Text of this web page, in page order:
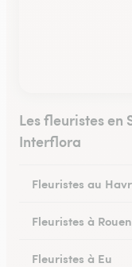
Les fleuristes
Interflora
Fleuristes au
Fleuristes à Rouen
Fleuristes à Eu